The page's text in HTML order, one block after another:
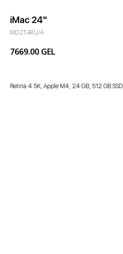
iMac 24"
MD2T4RU/A
7669.00 GEL
Retina 4.5K, Apple M4, 24 GB, 512 GB SSD